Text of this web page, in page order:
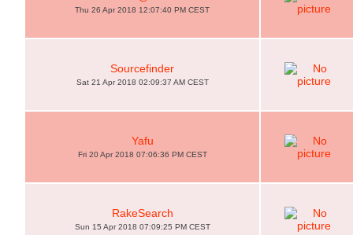
Thu 26 Apr 2018 12:07:40 PM CEST
Sourcefinder
Sat 21 Apr 2018 02:09:37 AM CEST
Yafu
Fri 20 Apr 2018 07:06:36 PM CEST
RakeSearch
Sun 15 Apr 2018 07:09:25 PM CEST